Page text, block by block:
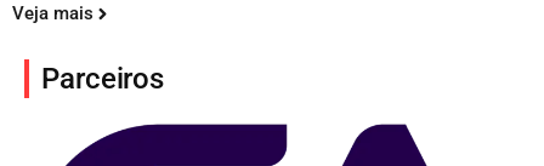
Veja mais
Parceiros